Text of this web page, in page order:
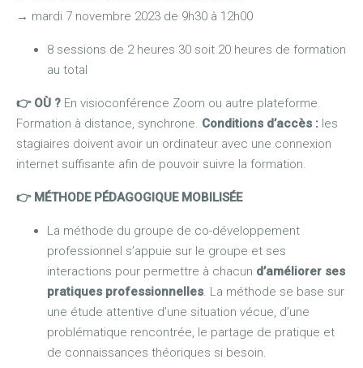
→ mardi 7 novembre 2023 de 9h30 à 12h00
8 sessions de 2 heures 30 soit 20 heures de formation
au total
👉 OÙ ? En visioconférence Zoom ou autre plateforme.
Formation à distance, synchrone. Conditions d’accès : les
stagiaires doivent avoir un ordinateur avec une connexion
internet suffisante afin de pouvoir suivre la formation.
👉 MÉTHODE PÉDAGOGIQUE MOBILISÉE
La méthode du groupe de co-développement
professionnel s’appuie sur le groupe et ses
interactions pour permettre à chacun d’améliorer ses
pratiques professionnelles. La méthode se base sur
une étude attentive d’une situation vécue, d’une
problématique rencontrée, le partage de pratique et
de connaissances théoriques si besoin.